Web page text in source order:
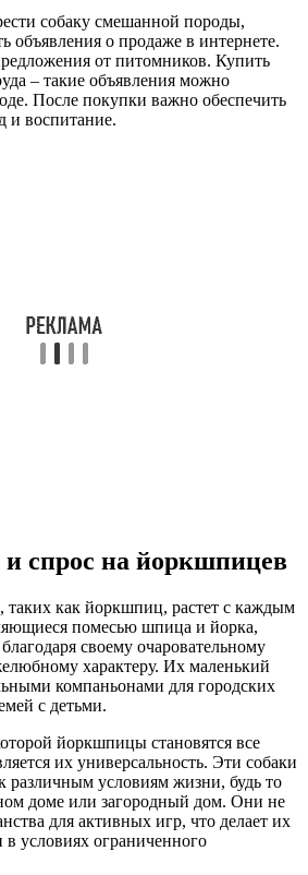
собаку смешанной породы,
объявления о продаже в интернете.
от питомников. Купить
– такие объявления можно
После покупки важно обеспечить
и воспитание.
спрос на йоркшпицев
таких как йоркшпиц, растет с каждым
помесью шпица и йорка,
своему очаровательному
характеру. Их маленький
компаньонами для городских
с детьми.
йоркшпицы становятся все
их универсальность. Эти собаки
различным условиям жизни, будь то
доме или загородный дом. Они не
для активных игр, что делает их
условиях ограниченного